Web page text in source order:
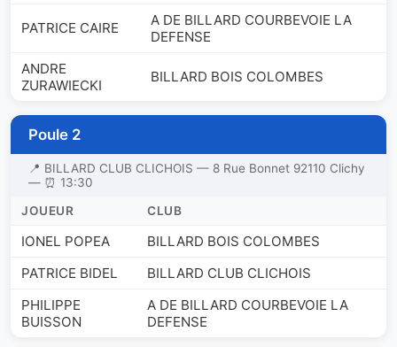
PATRICE CAIRE
A DE BILLARD COURBEVOIE LA
DEFENSE
ANDRE
ZURAWIECKI
BILLARD BOIS COLOMBES
Poule 2
📍 BILLARD CLUB CLICHOIS — 8 Rue Bonnet 92110 Clichy
— ⏰ 13:30
JOUEUR
CLUB
IONEL POPEA
BILLARD BOIS COLOMBES
PATRICE BIDEL
BILLARD CLUB CLICHOIS
PHILIPPE
BUISSON
A DE BILLARD COURBEVOIE LA
DEFENSE